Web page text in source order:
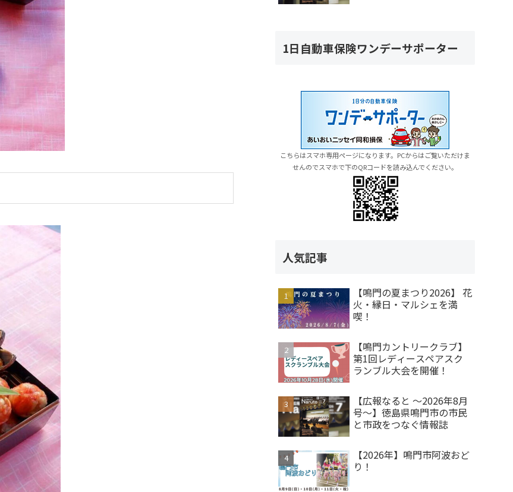
1日自動車保険ワンデーサポーター
こちらはスマホ専用ページになります。PCからはご覧いただけま
せんのでスマホで下のQRコードを読み込んでください。
人気記事
【鳴門の夏まつり2026】 花
火・縁日・マルシェを満
喫！
【鳴門カントリークラブ】
第1回レディースペアスク
ランブル大会を開催！
【広報なると ～2026年8月
号～】徳島県鳴門市の市民
と市政をつなぐ情報誌
【2026年】鳴門市阿波おど
り！